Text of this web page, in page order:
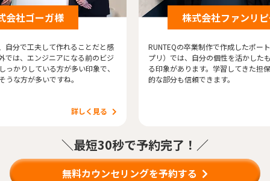
会社ゴーガ様
自分で工夫して作れることだと感
では、エンジニアになる前のビジ
っかりしている方が多い印象で、
うな方が多いですね。
詳しく見る
株式会社ファンリ
RUNTEQの卒業制作で作成したポー
プリ）では、自分の個性を活かした
る印象があります。学習してきた担
的な部分も信頼できます。
＼最短30秒で予約完了！／
無料カウンセリングを予約する